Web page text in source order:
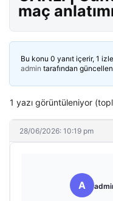
maç
Bu konu 0 yanıt içerir, 1
admin tarafından
1 yazı görüntüleniyor
28/06/2026: 10:19 pm
A